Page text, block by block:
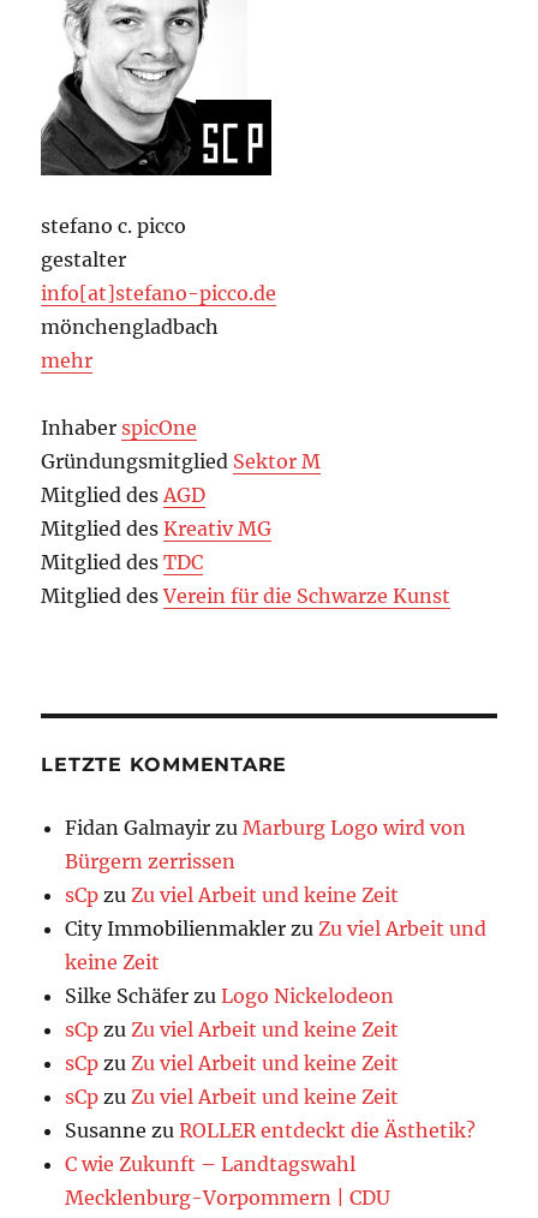
stefano c. picco
gestalter
info[at]stefano-picco.de
mönchengladbach
mehr
InhaberspicOne
Gründungsmitglied Sektor M
Mitglied desAGD
Mitglied desKreativ MG
Mitglied desTDC
Mitglied desVerein für die Schwarze Kunst
LETZTE KOMMENTARE
Fidan Galmayir zuMarburg Logo wird von
Bürgern zerrissen
sCp zuZu viel Arbeit und keine Zeit
City Immobilienmakler zuZu viel Arbeit und
keine Zeit
Silke Schäfer zuLogo Nickelodeon
sCp zuZu viel Arbeit und keine Zeit
sCp zuZu viel Arbeit und keine Zeit
sCp zuZu viel Arbeit und keine Zeit
Susanne zuROLLER entdeckt die Ästhetik?
C wie Zukunft – Landtagswahl
Mecklenburg-Vorpommern | CDU